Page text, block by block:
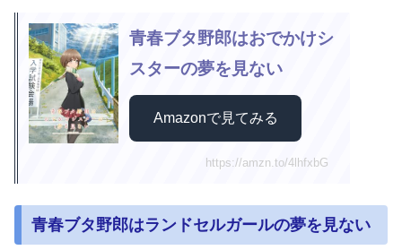
青春ブタ野郎はおでかけシ
スターの夢を見ない
Amazonで見てみる
https://amzn.to/4lhfxbG
青春ブタ野郎はランドセルガールの夢を見ない